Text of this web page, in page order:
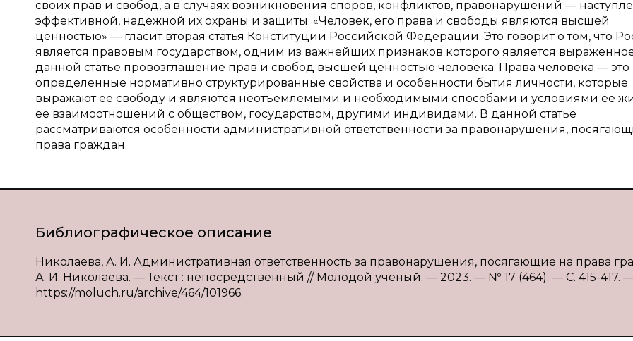
своих прав и свобод, а в случаях возникновения споров, конфликтов, правонарушений —
эффективной, надежной их охраны и защиты. «Человек, его права и свободы являются высшей
ценностью» — гласит вторая статья Конституции Российской Федерации. Это говорит о том, что
является правовым государством, одним из важнейших признаков которого является
данной статье провозглашение прав и свобод высшей ценностью человека. Права человека — это
определенные нормативно структурированные свойства и особенности бытия личности, которые
выражают её свободу и являются неотъемлемыми и необходимыми способами и условиями её
её взаимоотношений с обществом, государством, другими индивидами. В данной статье
рассматриваются особенности административной ответственности за правонарушения,
права граждан.
Библиографическое описание
Николаева, А. И. Административная ответственность за правонарушения, посягающие на права
А. И. Николаева. — Текст : непосредственный // Молодой ученый. — 2023. — № 17 (464). — С. 415-417. —
https://moluch.ru/archive/464/101966.